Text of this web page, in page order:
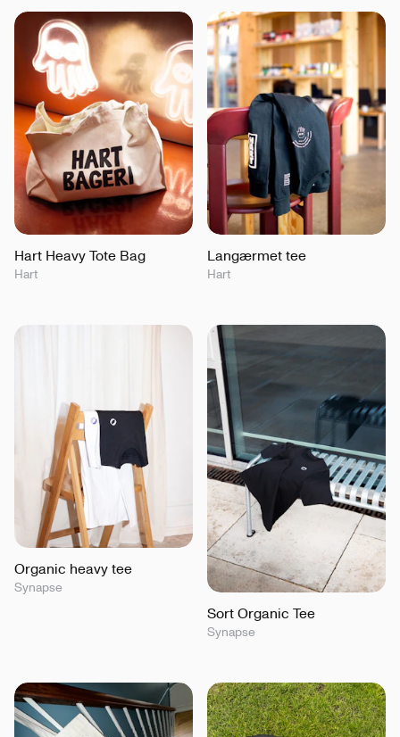
Hart Heavy Tote Bag
Hart
Langærmet tee
Hart
Organic heavy tee
Synapse
Sort Organic Tee
Synapse